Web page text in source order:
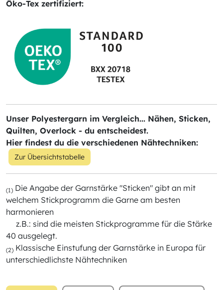
Öko-Tex zertifiziert:
Unser Polyestergarn im Vergleich... Nähen, Sticken,
Quilten, Overlock - du entscheidest.
Hier findest du die verschiedenen Nähtechniken:
Zur Übersichtstabelle
(1) Die Angabe der Garnstärke "Sticken" gibt an mit
welchem Stickprogramm die Garne am besten
harmonieren
z.B.: sind die meisten Stickprogramme für die Stärke
40 ausgelegt.
(2) Klassische Einstufung der Garnstärke in Europa für
unterschiedlichste Nähtechniken